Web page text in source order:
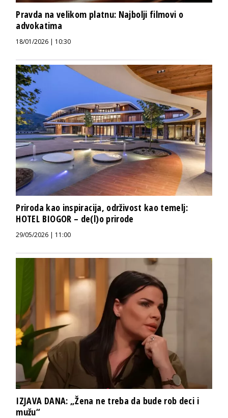
Pravda na velikom platnu: Najbolji filmovi o
advokatima
18/01/2026 | 10:30
Priroda kao inspiracija, održivost kao temelj:
HOTEL BIOGOR – de(l)o prirode
29/05/2026 | 11:00
IZJAVA DANA: „Žena ne treba da bude rob deci i
mužu“